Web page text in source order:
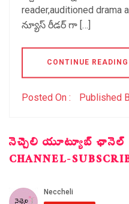
reader,auditioned
న్యూస్ రీడర్ గా […]
CONTINUE READING
Posted On : Published
నెచ్చెలి యూట్యూబ్ ఛానెల్ -
CHANNEL-